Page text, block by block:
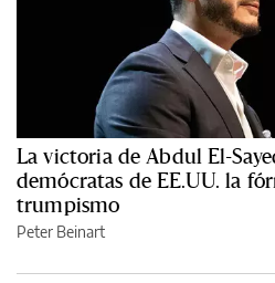
La victoria de Abdul El-
demócratas de EE.UU. la
trumpismo
Peter Beinart